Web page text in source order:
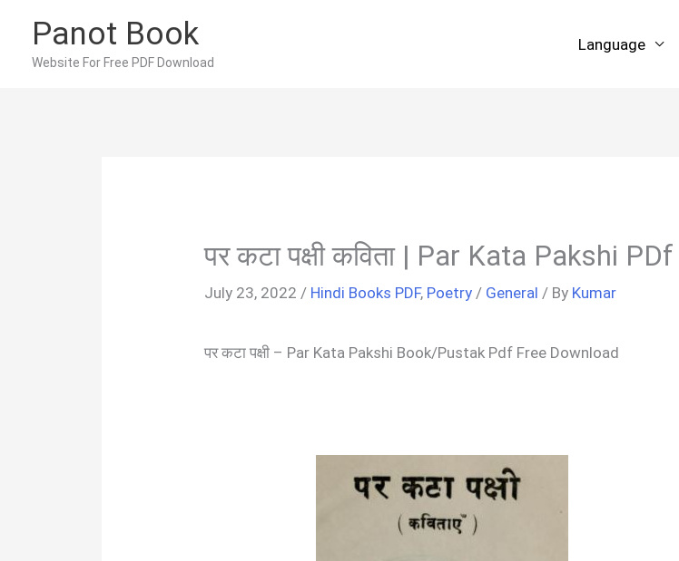
content
Panot Book
Website For Free PDF Download
Language
पर कटा पक्षी कविता | Par Kata Pakshi PDf
July 23, 2022 / Hindi Books PDF, Poetry / General / By Kumar
पर कटा पक्षी – Par Kata Pakshi Book/Pustak Pdf Free Download